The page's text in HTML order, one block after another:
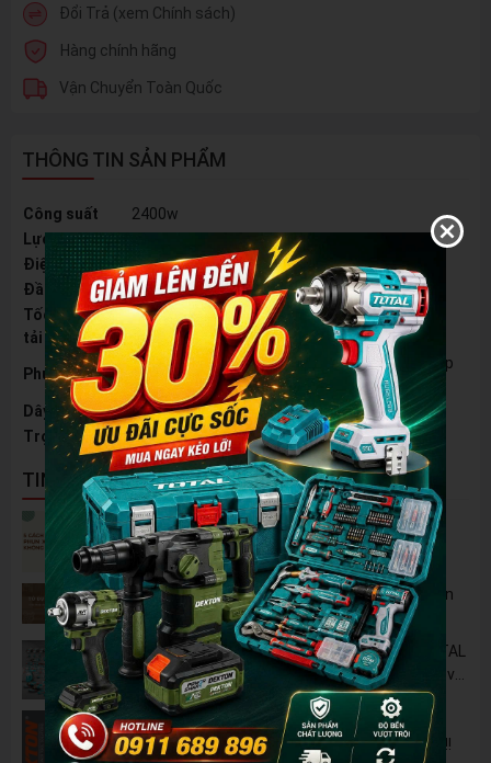
Đổi Trả (xem Chính sách)
Hàng chính hãng
Vận Chuyển Toàn Quốc
THÔNG TIN SẢN PHẨM
Công suất
2400w
Lực đập
60J
Điện áp
220v/50hz
Đầu gài
30mm
Tốc độ không
tải
1500v/phút
Phụ kiện
1 mũi đục dẹt và 1 mũi đục nhọn 30mm, 1 cặp
chổi than
Dây nguồn
5m
Trọng lượng
17,2kg
TIN NỔI BẬT
5 Cách Tận Dụng Máy Phun Xịt Áp Lực Cao
Không Chỉ Để Rửa Xe
Tủ Dụng Cụ CSPS: Giải Pháp Sắp Xếp Chuyên
Nghiệp Cho Mọi Xưởng Cơ Khí
🔋 Đột Phá Công Nghệ: Pin Lithium 42V TOTAL
B42M – Giải Pháp Thay Thế Máy Dùng Điện và
Nhiên Liệu
Pin 2Ah Chân Phổ Thông Dekton M21-
B2065PLUS - GỌN NHẸ, TIỆN LỢI đã về hàng!!!